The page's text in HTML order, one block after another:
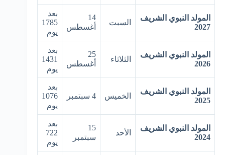
المولد النبوي الشريف
2027
السبت
14
أغسطس
بعد
1785
يوم
المولد النبوي الشريف
2026
الثلاثاء
25
أغسطس
بعد
1431
يوم
المولد النبوي الشريف
2025
الخميس 4 سبتمبر
بعد
1076
يوم
المولد النبوي الشريف
2024
الأحد
15
سبتمبر
بعد
722
يوم